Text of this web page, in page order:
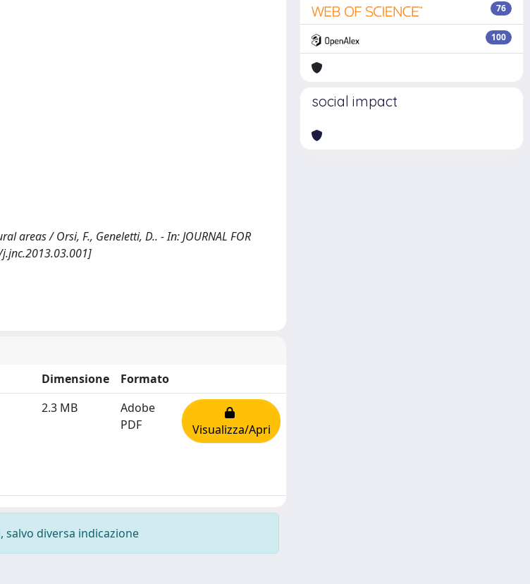
areas / Orsi, F., Geneletti, D.. - In: JOURNAL FOR
j.jnc.2013.03.001]
Dimensione
Formato
2.3 MB
Adobe
PDF
Visualizza/Apri
diversa indicazione
76
100
social impact